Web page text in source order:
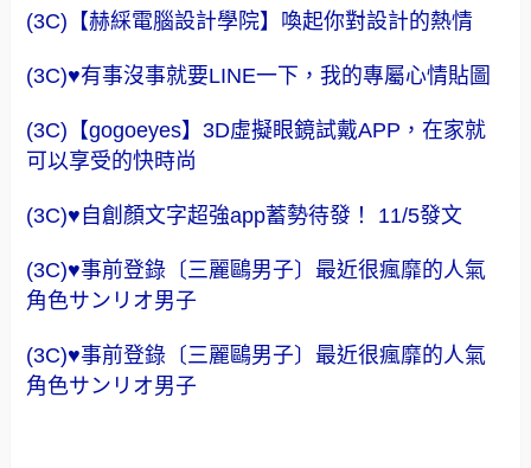
(3C)【赫綵電腦設計學院】喚起你對設計的熱情
(3C)♥有事沒事就要LINE一下，我的專屬心情貼圖
(3C)【gogoeyes】3D虛擬眼鏡試戴APP，在家就
可以享受的快時尚
(3C)♥自創顏文字超強app蓄勢待發！ 11/5發文
(3C)♥事前登錄〔三麗鷗男子〕最近很瘋靡的人氣
角色サンリオ男子
(3C)♥事前登錄〔三麗鷗男子〕最近很瘋靡的人氣
角色サンリオ男子